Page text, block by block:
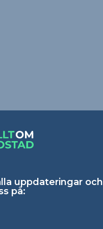
uppdateringar och
på: